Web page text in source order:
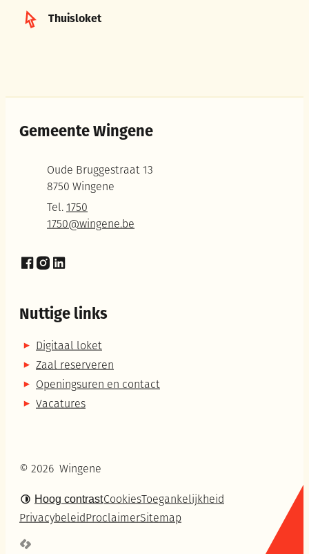
Thuisloket
Gemeente Wingene
Oude Bruggestraat 13
,8750 Wingene
1750
E-mail1750@wingene.be
Nuttige links
Digitaal loket
Zaal reserveren
Openingsuren en contact
Vacatures
Facebook
Instagram
LinkedIn
© 2026 Wingene
Hoog contrastCookiesToegankelijkheid
Privacybeleid ProclaimerSitemap
LCP nv 2026 ©